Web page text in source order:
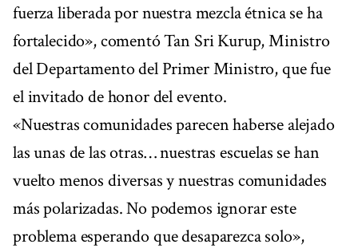
fuerza liberada por nuestra mezcla étnica se ha
fortalecido», comentó Tan Sri Kurup, Ministro
del Departamento del Primer Ministro, que fue
el invitado de honor del evento.
«Nuestras comunidades parecen haberse alejado
las unas de las otras… nuestras escuelas se han
vuelto menos diversas y nuestras comunidades
más polarizadas. No podemos ignorar este
problema esperando que desaparezca solo»,